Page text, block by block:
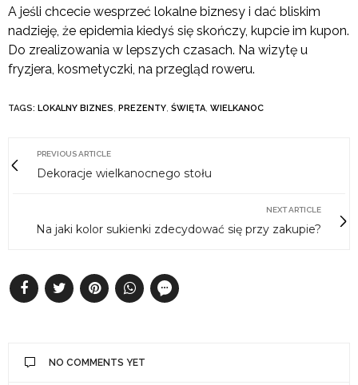
A jeśli chcecie wesprzeć lokalne biznesy i dać bliskim
nadzieję, że epidemia kiedyś się skończy, kupcie im kupon.
Do zrealizowania w lepszych czasach. Na wizytę u
fryzjera, kosmetyczki, na przegląd roweru.
TAGS: LOKALNY BIZNES, PREZENTY, ŚWIĘTA, WIELKANOC
PREVIOUS ARTICLE
Dekoracje wielkanocnego stołu
NEXT ARTICLE
Na jaki kolor sukienki zdecydować się przy zakupie?
NO COMMENTS YET